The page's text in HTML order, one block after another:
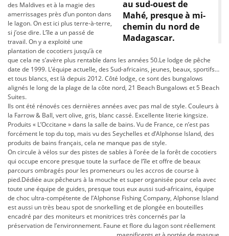
au sud-ouest de
Mahé, presque à mi-
chemin du nord de
Madagascar.
des Maldives et à la magie des
amerrissages près d’un ponton dans
le lagon. On est ici plus terre-à-terre,
si j’ose dire. L’île a un passé de
travail. On y a exploité une
plantation de cocotiers jusqu’à ce
que cela ne s’avère plus rentable dans les années 50.Le lodge de pêche
date de 1999. L’équipe actuelle, des Sud-africains, jeunes, beaux, sportifs…
et tous blancs, est là depuis 2012. Côté lodge, ce sont des bungalows
alignés le long de la plage de la côte nord, 21 Beach Bungalows et 5 Beach
Suites.
Ils ont été rénovés ces dernières années avec pas mal de style. Couleurs à
la Farrow & Ball, vert olive, gris, blanc cassé. Excellente literie kingsize.
Produits « L’Occitane » dans la salle de bains. Vu de France, ce n’est pas
forcément le top du top, mais vu des Seychelles et d’Alphonse Island, des
produits de bains français, cela ne manque pas de style.
On circule à vélos sur des pistes de sables à l’orée de la forêt de cocotiers
qui occupe encore presque toute la surface de l’île et offre de beaux
parcours ombragés pour les promeneurs ou les accros de course à
pied.Dédiée aux pêcheurs à la mouche et super organisée pour cela avec
toute une équipe de guides, presque tous eux aussi sud-africains, équipe
de choc ultra-compétente de l’Alphonse Fishing Company, Alphonse Island
est aussi un très beau spot de snorkelling et de plongée en bouteilles
encadré par des moniteurs et monitrices très concernés par la
préservation de l’environnement. Faune et flore du lagon sont réellement